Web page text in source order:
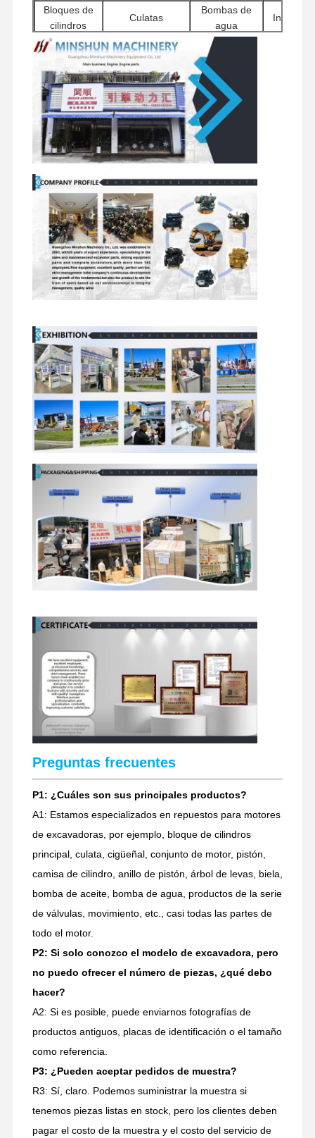
repuestos para excavadora
Bloques de
cilindros
Culatas
Bombas de
agua
Motores de
arranque
Filtros
accesorios del
motor
Componentes
giratorios
Válvulas
distribuidoras
Conjuntos de
motores de
desplazamiento
Preguntas frecuentes
P1: ¿Cuáles son sus principales productos?
A1: Estamos especializados en repuestos para motores
de excavadoras, por ejemplo, bloque de cilindros
principal, culata, cigüeñal, conjunto de motor, pistón,
camisa de cilindro, anillo de pistón, árbol de levas, biela,
bomba de aceite, bomba de agua, productos de la serie
de válvulas, movimiento, etc., casi todas las partes de
todo el motor.
P2: Si solo conozco el modelo de excavadora, pero
no puedo ofrecer el número de piezas, ¿qué debo
hacer?
A2: Si es posible, puede enviarnos fotografías de
productos antiguos, placas de identificación o el tamaño
como referencia.
P3: ¿Pueden aceptar pedidos de muestra?
R3: Sí, claro. Podemos suministrar la muestra si
tenemos piezas listas en stock, pero los clientes deben
pagar el costo de la muestra y el costo del servicio de